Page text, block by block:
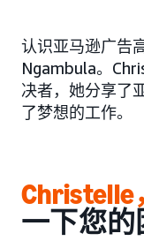
认识亚马逊广告
Ngambula。
决者，她分享了
了梦想的工作。
Christelle
一下您的